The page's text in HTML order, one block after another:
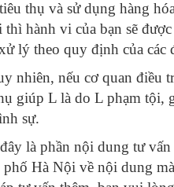
thụ và sử dụng hàng
thì hành vi của bạn sẽ
lý theo quy định của các
nếu cơ quan điều tra
giúp L là do L phạm tội,
sự.
là phần nội dung tư vấn
phố Hà Nội về nội dung